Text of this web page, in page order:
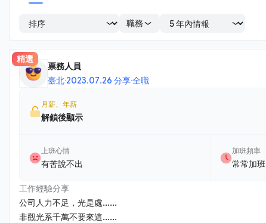
職務
精選
票務人員
臺北·2023.07.26 分享·全職
月薪、年薪
解鎖後顯示
上班心情
有苦說不出
加班頻率
常常加班
工作經驗分享
公司人力不足，光是處......
非觀光系千萬不要來這......